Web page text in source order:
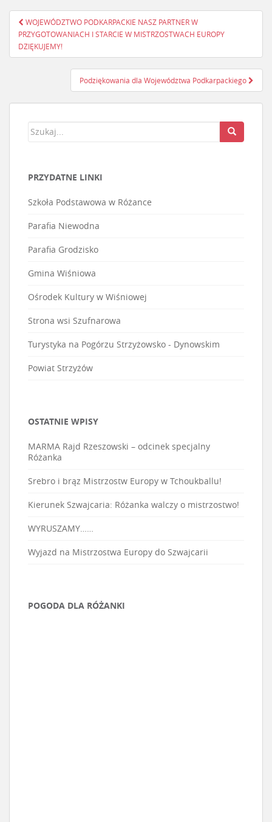
Nawigacja postu
WOJEWÓDZTWO PODKARPACKIE NASZ PARTNER W
PRZYGOTOWANIACH I STARCIE W MISTRZOSTWACH EUROPY
DZIĘKUJEMY!
Podziękowania dla Województwa Podkarpackiego
PRZYDATNE LINKI
Szkoła Podstawowa w Różance
Parafia Niewodna
Parafia Grodzisko
Gmina Wiśniowa
Ośrodek Kultury w Wiśniowej
Strona wsi Szufnarowa
Turystyka na Pogórzu Strzyżowsko - Dynowskim
Powiat Strzyżów
OSTATNIE WPISY
MARMA Rajd Rzeszowski – odcinek specjalny
Różanka
Srebro i brąz Mistrzostw Europy w Tchoukballu!
Kierunek Szwajcaria: Różanka walczy o mistrzostwo!
WYRUSZAMY……
Wyjazd na Mistrzostwa Europy do Szwajcarii
POGODA DLA RÓŻANKI